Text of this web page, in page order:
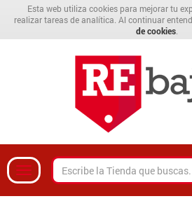
Esta web utiliza cookies para mejorar tu
realizar tareas de analítica. Al continuar
de cookies